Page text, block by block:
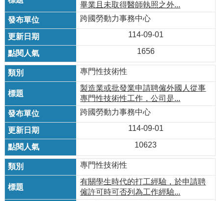
畢業且未取得醫師執照之外...
跨國勞動力事務中心
114-09-01
1656
專門性技術性
製造業或批發業申請聘僱外國人從事
專門性技術性工作，公司是...
跨國勞動力事務中心
114-09-01
10623
專門性技術性
有關學生時代的打工經驗，於申請聘
僱許可時可否列為工作經驗...